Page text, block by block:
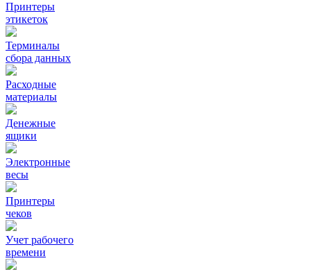
Принтеры
этикеток
Терминалы
сбора данных
Расходные
материалы
Денежные
ящики
Электронные
весы
Принтеры
чеков
Учет рабочего
времени